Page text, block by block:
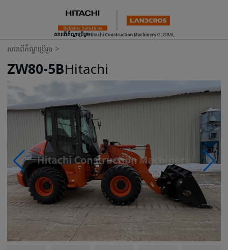
សារពើភ័ណ្ឌប្រើរួច
សារពើភ័ណ្ឌប្រើរួច >
ZW80-5BHitachi
Photos & Videos